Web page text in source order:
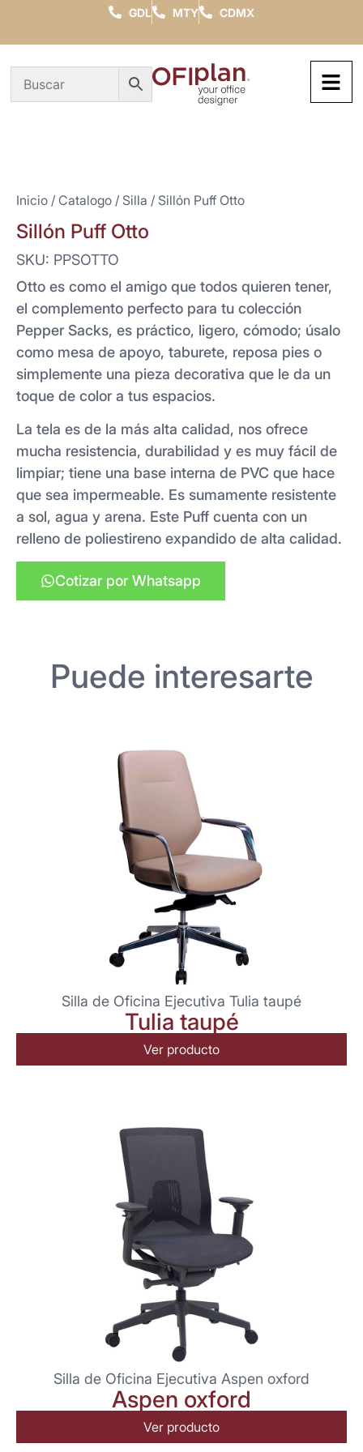
GDL MTY CDMX
Inicio / Catalogo / Silla / Sillón Puff Otto
Sillón Puff Otto
SKU: PPSOTTO
Otto es como el amigo que todos quieren tener,
el complemento perfecto para tu colección
Pepper Sacks, es práctico, ligero, cómodo; úsalo
como mesa de apoyo, taburete, reposa pies o
simplemente una pieza decorativa que le da un
toque de color a tus espacios.
La tela es de la más alta calidad, nos ofrece
mucha resistencia, durabilidad y es muy fácil de
limpiar; tiene una base interna de PVC que hace
que sea impermeable. Es sumamente resistente
a sol, agua y arena. Este Puff cuenta con un
relleno de poliestireno expandido de alta calidad.
Cotizar por Whatsapp
Puede interesarte
Silla de Oficina Ejecutiva Tulia taupé
Tulia taupé
Ver producto
Silla de Oficina Ejecutiva Aspen oxford
Aspen oxford
Ver producto